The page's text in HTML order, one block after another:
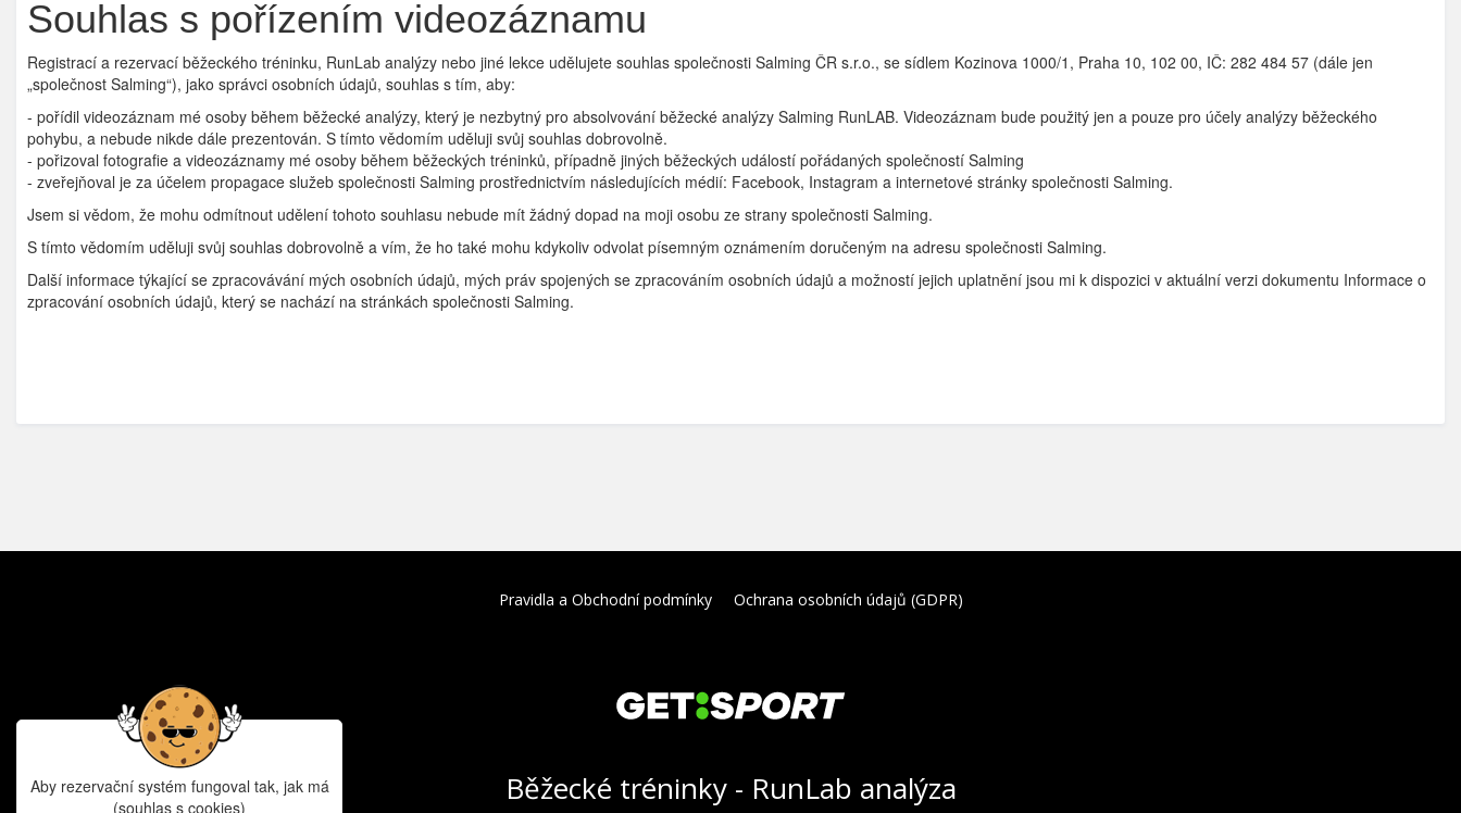
Souhlas s pořízením videozáznamu
Registrací a rezervací běžeckého tréninku, RunLab analýzy nebo jiné lekce udělujete souhlas společnosti Salming ČR s.r.o., se sídlem Kozinova 1000/1, Praha 10, 102 00, IČ: 282 484 57 (dále jen
„společnost Salming“), jako správci osobních údajů, souhlas s tím, aby:
- pořídil videozáznam mé osoby během běžecké analýzy, který je nezbytný pro absolvování běžecké analýzy Salming RunLAB. Videozáznam bude použitý jen a pouze pro účely analýzy běžeckého
pohybu, a nebude nikde dále prezentován. S tímto vědomím uděluji svůj souhlas dobrovolně.
- pořizoval fotografie a videozáznamy mé osoby během běžeckých tréninků, případně jiných běžeckých událostí pořádaných společností Salming
- zveřejňoval je za účelem propagace služeb společnosti Salming prostřednictvím následujících médií: Facebook, Instagram a internetové stránky společnosti Salming.
Jsem si vědom, že mohu odmítnout udělení tohoto souhlasu nebude mít žádný dopad na moji osobu ze strany společnosti Salming.
S tímto vědomím uděluji svůj souhlas dobrovolně a vím, že ho také mohu kdykoliv odvolat písemným oznámením doručeným na adresu společnosti Salming.
Další informace týkající se zpracovávání mých osobních údajů, mých práv spojených se zpracováním osobních údajů a možností jejich uplatnění jsou mi k dispozici v aktuální verzi dokumentu Informace o
zpracování osobních údajů, který se nachází na stránkách společnosti Salming.
Pravidla a Obchodní podmínky Ochrana osobních údajů (GDPR)
Běžecké tréninky - RunLab analýza
Aby rezervační systém fungoval tak, jak má
(souhlas s cookies)